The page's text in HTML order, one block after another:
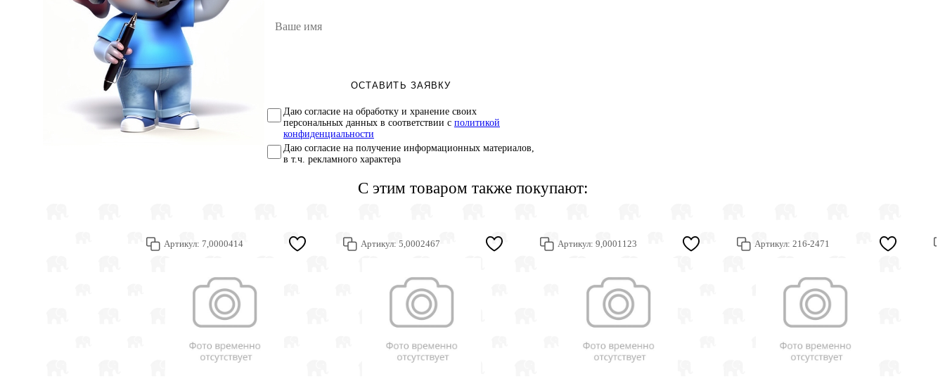
ОСТАВИТЬ ЗАЯВКУ
Даю согласие на обработку и хранение своих
персональных данных в соответствии с политикой
конфиденциальности
Даю согласие на получение информационных материалов,
в т.ч. рекламного характера
С этим товаром также покупают:
Артикул: 7,0000414 Артикул: 5,0002467 Артикул: 9,0001123 Артикул: 216-2471